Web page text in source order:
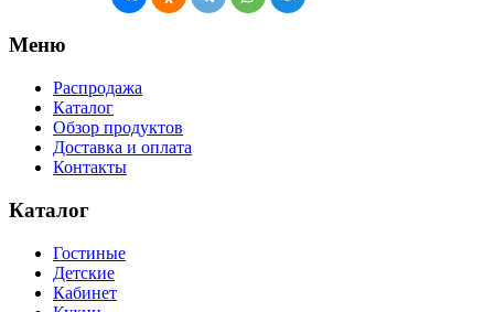
Меню
Распродажа
Каталог
Обзор продуктов
Доставка и оплата
Контакты
Каталог
Гостиные
Детские
Кабинет